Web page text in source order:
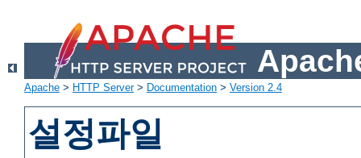
Apache > HTTP Server> Documentation > Version 2.4
설정파일